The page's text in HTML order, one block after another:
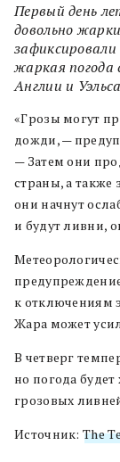
Первый день
довольно
зафиксировали
жаркая погода
Англии и
«Грозы могут
дожди, —
— Затем они
страны, а также
они начнут
и будут ливни,
к отключениям
Жара может
В четверг
но погода
грозовых
Источник: The